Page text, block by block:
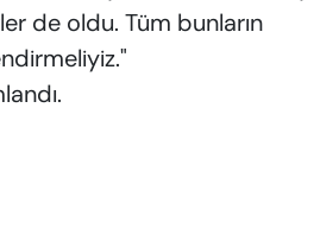
de oldu. Tüm bunların